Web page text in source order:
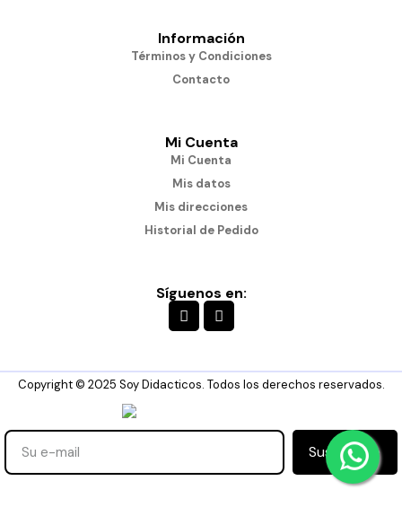
Información
Términos y Condiciones
Contacto
Mi Cuenta
Mi Cuenta
Mis datos
Mis direcciones
Historial de Pedido
Síguenos en:
Copyright © 2025 Soy Didacticos. Todos los derechos reservados.
Suscribirse